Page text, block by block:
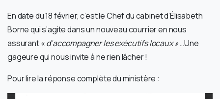
En date du 18 février, c’est le Chef du cabinet d’Élisabeth
Borne qui s’agite dans un nouveau courrier en nous
assurant «d’accompagner les exécutifs locaux »…Une
gageure qui nous invite à ne rien lâcher !
Pour lire la réponse complète du ministère :